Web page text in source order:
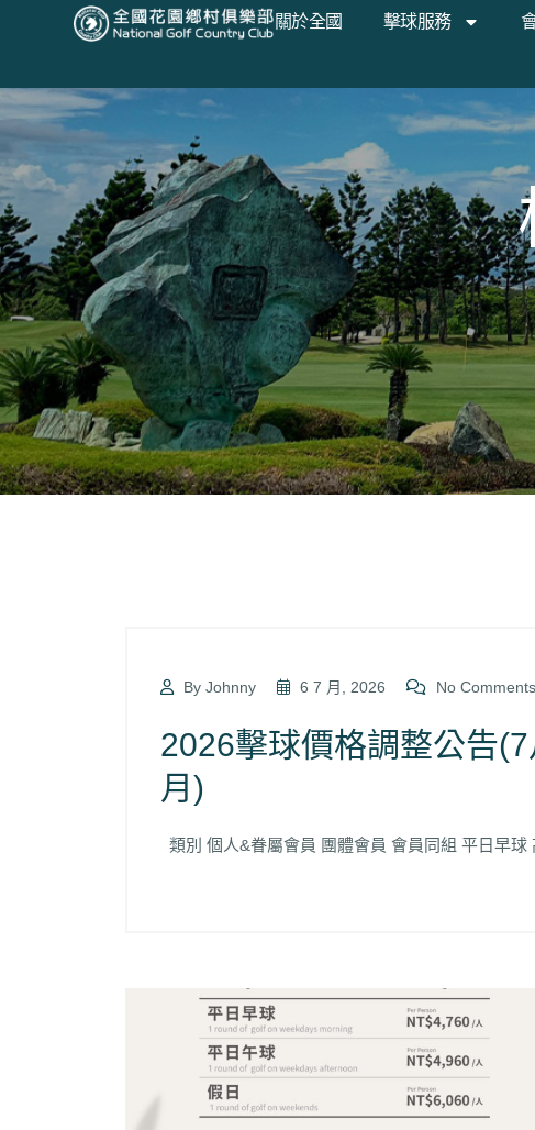
關於全國 擊球服務
By Johnny 6 7 月, 2026 No Comments
2026擊球價格調整公告
月)
類別 個人&眷屬會員 團體會員 會員同組 平日早